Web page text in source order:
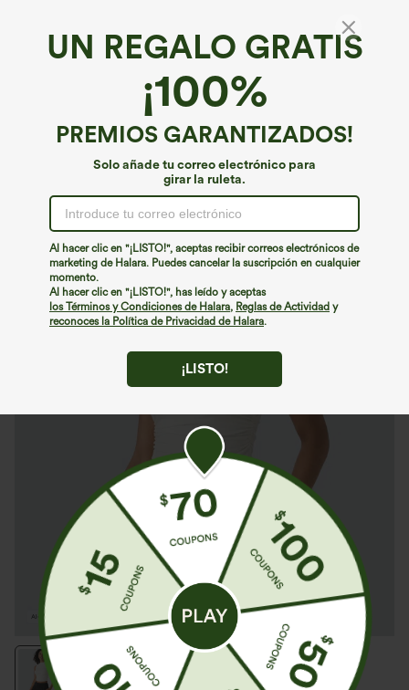
UN REGALO GRATIS
¡100%
PREMIOS GARANTIZADOS!
Solo añade tu correo electrónico para
girar la ruleta.
Al hacer clic en "¡LISTO!", aceptas recibir correos electrónicos de
marketing de Halara. Puedes cancelar la suscripción en cualquier
momento.
Al hacer clic en "¡LISTO!", has leído y aceptas
los Términos y Condiciones de Halara, Reglas de Actividad y
reconoces la Política de Privacidad de Halara.
¡LISTO!
Top corto sin mangas ajustado con escote
redondo y fruncido, estilo casual
€22,95 EUR